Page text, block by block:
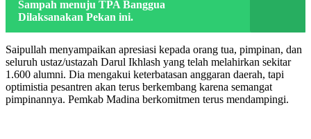
Sampah menuju TPA Banggua
Dilaksanakan Pekan ini.
Saipullah menyampaikan apresiasi kepada orang tua, pimpinan, dan
seluruh ustaz/ustazah Darul Ikhlash yang telah melahirkan sekitar
1.600 alumni. Dia mengakui keterbatasan anggaran daerah, tapi
optimistia pesantren akan terus berkembang karena semangat
pimpinannya. Pemkab Madina berkomitmen terus mendampingi.